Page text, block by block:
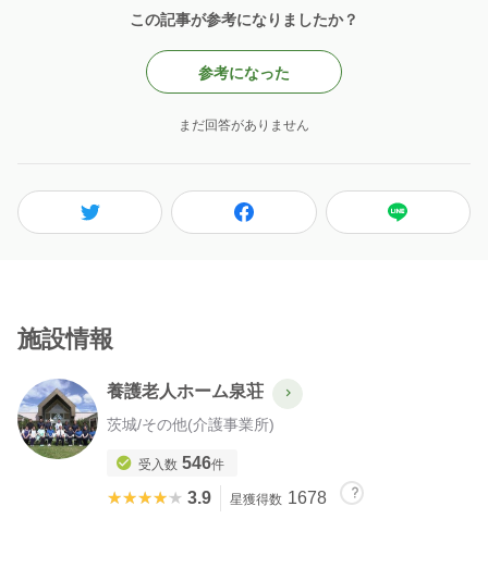
この記事が参考になりましたか？
参考になった
まだ回答がありません
施設情報
養護老人ホーム泉荘
茨城/その他(介護事業所)
受入数 546件
★★★★★
★★★★★ 3.9 星獲得数 1678